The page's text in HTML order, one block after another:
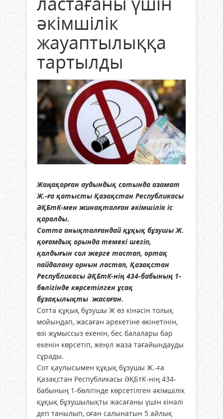
әкімшілік
жауаптылыққа
тартылды
Жаңақорған аудындық сотында азамат
Ж.-ға қатысты Қазақстан Республикасы
ӘҚБтК-мен жинақталған әкімшілік іс
қаралды.
Сотта анықталғандай құқық бұзушы Ж.
қоғамдық орында темекі шегіп,
қалдығын сол жерге тастап, ортақ
пайдалану орнын ластап, Қазақстан
Республикасы ӘҚБтК-нің 434-бабының 1-
бөлігінде көрсетілген ұсақ
бұзақылықты жасаған.
Сотта құқық бұзушы Ж өз кінәсін толық
мойындап, жасаған әрекетіне өкінетінін,
өзі жұмыссыз екенін, бес балалары бар
екенін көрсетіп, жеңіл жаза тағайындауды
сұрады.
Сот қаулысымен құқық бұзушы Ж.-ға
Қазақстан Республикасы ӘҚБтК-нің 434-
бабының 1-бөлігінде көрсетілген әкімшілік
құқық бұзушылықты жасағаны үшін кінәлі
деп танылып, оған салынатын 5 айлық